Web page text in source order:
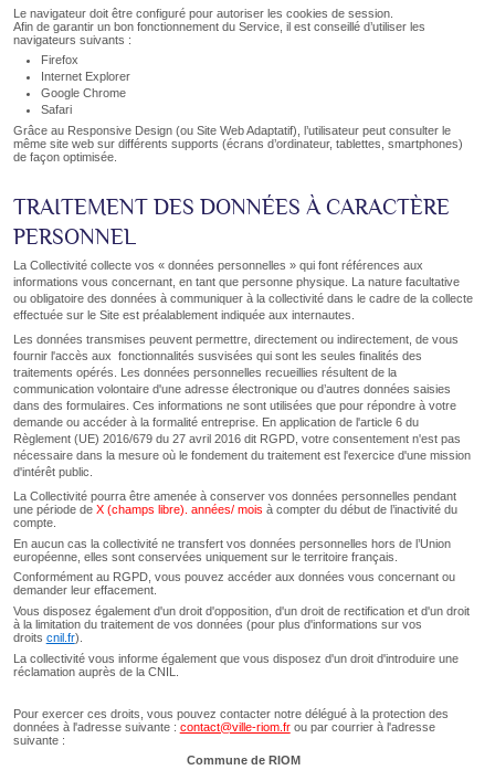
Le navigateur doit être configuré pour autoriser les cookies de session.
Afin de garantir un bon fonctionnement du Service, il est conseillé d’utiliser les
navigateurs suivants :
Firefox
Internet Explorer
Google Chrome
Safari
Grâce au Responsive Design (ou Site Web Adaptatif), l’utilisateur peut consulter le
même site web sur différents supports (écrans d’ordinateur, tablettes, smartphones)
de façon optimisée.
TRAITEMENT DES DONNÉES À CARACTÈRE
PERSONNEL
La Collectivité collecte vos « données personnelles » qui font références aux
informations vous concernant, en tant que personne physique. La nature facultative
ou obligatoire des données à communiquer à la collectivité dans le cadre de la collecte
effectuée sur le Site est préalablement indiquée aux internautes.
Les données transmises peuvent permettre, directement ou indirectement, de vous
fournir l'accès aux fonctionnalités susvisées qui sont les seules finalités des
traitements opérés. Les données personnelles recueillies résultent de la
communication volontaire d'une adresse électronique ou d’autres données saisies
dans des formulaires. Ces informations ne sont utilisées que pour répondre à votre
demande ou accéder à la formalité entreprise. En application de l'article 6 du
Règlement (UE) 2016/679 du 27 avril 2016 dit RGPD, votre consentement n'est pas
nécessaire dans la mesure où le fondement du traitement est l'exercice d'une mission
d'intérêt public.
La Collectivité pourra être amenée à conserver vos données personnelles pendant
une période de X (champs libre). années/ mois à compter du début de l’inactivité du
compte.
En aucun cas la collectivité ne transfert vos données personnelles hors de l’Union
européenne, elles sont conservées uniquement sur le territoire français.
Conformément au RGPD, vous pouvez accéder aux données vous concernant ou
demander leur effacement.
Vous disposez également d'un droit d'opposition, d'un droit de rectification et d'un droit
à la limitation du traitement de vos données (pour plus d'informations sur vos
droits cnil.fr).
La collectivité vous informe également que vous disposez d'un droit d'introduire une
réclamation auprès de la CNIL.
Pour exercer ces droits, vous pouvez contacter notre délégué à la protection des
données à l'adresse suivante : contact@ville-riom.fr ou par courrier à l'adresse
suivante :
Commune de RIOM